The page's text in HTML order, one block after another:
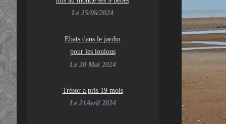
Le 15/06/2024
Ebats dans le jardin
pour les loulous
Le 20 Mai 2024
Trésor a pris 19 mois
Le 21Avril 2024